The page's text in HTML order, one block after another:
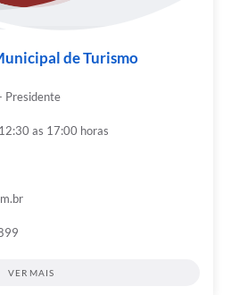
de Turismo
Presidente
as 17:00 horas
VER MAIS